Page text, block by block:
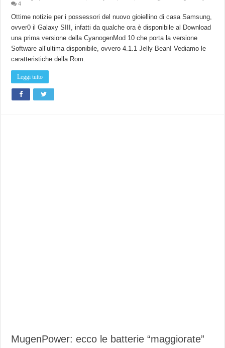
4
Ottime notizie per i possessori del nuovo gioiellino di casa Samsung,
ovver0 il Galaxy SIII, infatti da qualche ora è disponibile al Download
una prima versione della CyanogenMod 10 che porta la versione
Software all’ultima disponibile, ovvero 4.1.1 Jelly Bean! Vediamo le
caratteristiche della Rom:
Leggi tutto
MugenPower: ecco le batterie “maggiorate”